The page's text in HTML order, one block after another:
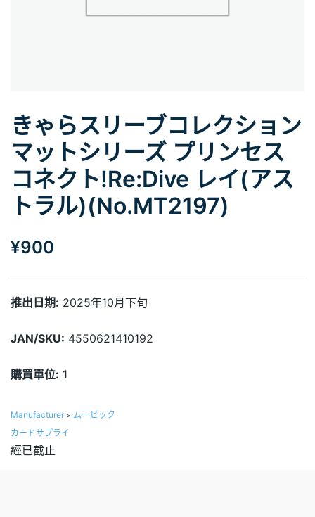
きゃらスリーブコレクション
マットシリーズ プリンセス
コネクト!Re:Dive レイ(アス
トラル)(No.MT2197)
¥900
推出日期: 2025年10月下旬
JAN/SKU: 4550621410192
購買單位: 1
Manufacturer > ムービック
カードサプライ
經已截止